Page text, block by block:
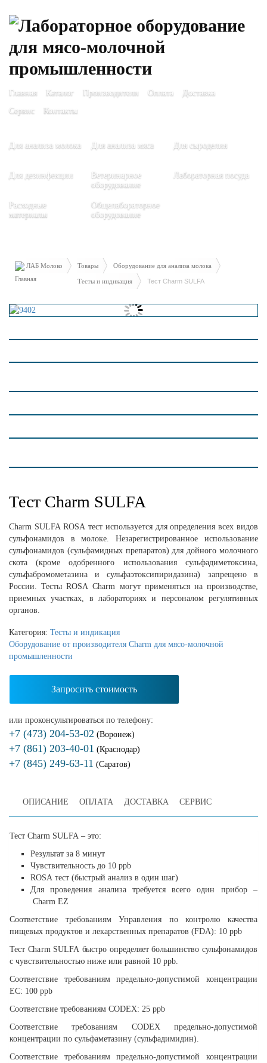
Главная Каталог Производители Оплата
Доставка
Сервис
Контакты
Для анализа молока Для анализа мяса Для сыроделия
Для дезинфекции
Ветеринарное
оборудование
Лабораторная посуда
Расходные
материалы
Общелабораторное
оборудование
ЛАБ Молоко Товары Оборудование для анализа молока
Тесты и индикация Тест Charm SULFA
Тест Charm SULFA
Charm SULFA ROSA тест используется для определения всех видов
сульфонамидов в молоке. Незарегистрированное использование
сульфонамидов (сульфамидных препаратов) для дойного молочного
скота (кроме одобренного использования сульфадиметоксина,
сульфабромометазина и сульфаэтоксипиридазина) запрещено в
России. ТестыROSA Charm могут применяться на производстве,
приемных участках, в лабораториях и персоналом регулятивных
органов.
Категория: Тесты и индикация
Оборудование от производителя Charm для мясо-молочной
промышленности
Запросить стоимость
или проконсультироваться по телефону:
+7 (473) 204-53-02 (Воронеж)
+7 (861) 203-40-01 (Краснодар)
+7 (845) 249-63-11 (Саратов)
ОПИСАНИЕ ОПЛАТА ДОСТАВКА СЕРВИС
Тест Charm SULFA – это:
Результат за 8 минут
Чувствительность до 10 ppb
ROSA тест (быстрый анализ в один шаг)
Для проведения анализа требуется всего один прибор –
Charm EZ
Соответствие требованиям Управления по контролю качества
пищевых продуктов и лекарственных препаратов (FDA): 10 ppb
Тест Charm SULFA быстро определяет большинство сульфонамидов
с чувствительностью ниже или равной 10 ppb.
Соответствие требованиям предельно-допустимой концентрации
ЕС: 100 ppb
Соответствие требованиям CODEX: 25 ppb
Соответствие требованиям CODEX предельно-допустимой
концентрации по сульфаметазину (сульфадимидин).
Соответствие требованиям предельно-допустимой концентрации